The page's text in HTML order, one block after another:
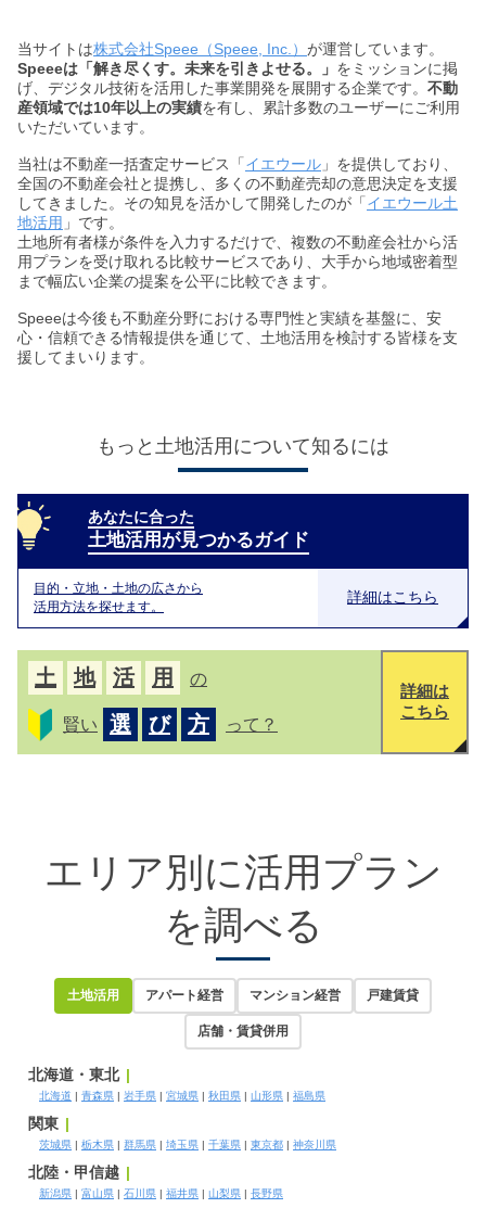
当サイトは株式会社Speee（Speee, Inc.） が運営しています。
Speeeは「解き尽くす。未来を引きよせる。」 をミッションに掲
げ、デジタル技術を活用した事業開発を展開する企業です。 不動
産領域では10年以上の実績を有し、累計多数のユーザーにご利用
いただいています。
当社は不動産一括査定サービス「イエウール 」を提供しており、
全国の不動産会社と提携し、多くの不動産売却の意思決定を支援
してきました。その知見を活かして開発したのが「イエウール土
地活用 」です。
土地所有者様が条件を入力するだけで、複数の不動産会社から活
用プランを受け取れる比較サービスであり、大手から地域密着型
まで幅広い企業の提案を公平に比較できます。
Speeeは今後も不動産分野における専門性と実績を基盤に、安
心・信頼できる情報提供を通じて、土地活用を検討する皆様を支
援してまいります。
もっと土地活用について知るには
あなたに合った
土地活用が見つかるガイド
目的・立地・土地の広さから
活用方法を探せます。
詳細はこちら
土 地 活 用 の
賢い 選 び 方 って？
詳細は
こちら
エリア別に活用プラン
を調べる
土地活用 アパート経営 マンション経営 戸建賃貸
店舗・賃貸併用
北海道・東北
北海道 青森県 岩手県 宮城県 秋田県 山形県 福島県
関東
茨城県 栃木県 群馬県 埼玉県 千葉県 東京都 神奈川県
北陸・甲信越
新潟県 富山県 石川県 福井県 山梨県 長野県